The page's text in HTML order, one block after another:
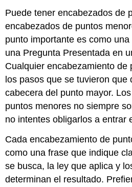
Puede tener encabezados de
encabezados de puntos
punto importante es como
una Pregunta Presentada en
Cualquier encabezamiento de
los pasos que se tuvieron que
cabecera del punto mayor.
puntos menores no siempre
no intentes obligarlos a entrar
Cada encabezamiento de
como una frase que indique
se busca, la ley que aplica y
determinan el resultado.